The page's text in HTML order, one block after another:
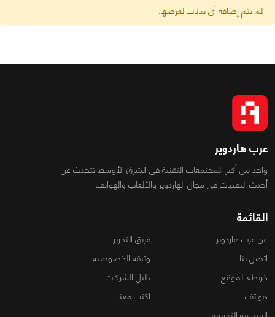
لم يتم إضافة أى بيانات لعرضها.
عرب هاردوير
واحد من أكبر المجتمعات التقنية فى الشرق الأوسط تتحدث عن
أحدث التقنيات فى مجال الهاردوير والألعاب والهواتف
القائمة
عن عرب هاردوير
فريق التحرير
اتصل بنا
وثيقة الخصوصية
خريطة الموقع
دليل الشركات
هواتف
اكتب معنا